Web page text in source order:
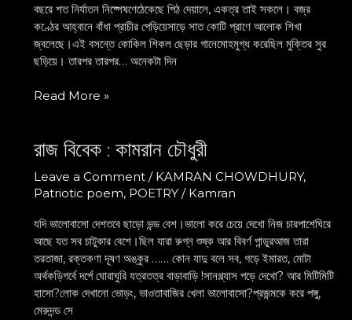
বছরে শত নির্যাতন নিষ্পেষণেঠেকেছে পিঠ দেয়ালে, একত্র তাই সকলে। বজ্র
কণ্ঠের আহ্বানে বাঁধা প্রাচীর পেড়িয়েসাড়ে সাত কোটি প্রাণে আলোক শিখা
জ্বলেছে।এই বসন্তে কোকিল শিকল ছেড়ার গানেমোহমুগ্ধ করেছিল মুক্তির সুর
ছড়িয়ে। তারপর তারপর… অনেকটা দিন
Read More »
রাজ বিবেক : কামরান চৌধুরী
Leave a Comment / KAMRAN CHOWDHURY,
Patriotic poem, POETRY/ Kamran
যদি ভালোবাসো দেশতবে ছাড়ো ভন্ড বেশ।ভালো করে চেয়ে দেখো নিজ চারপাশেঘিরে
আছে যত সব চাটুকার বেশে।ছিল যারা রুগ্ন শুষ্ক আর বিবর্ণ পান্ডুরআজ তারা
তরতাজা, রক্তকণা দূষণ অঙ্কুর …… কোন যাদু বলে সব, গড়ে ইমারত, মোটা
অর্থকড়িগর্বে দর্পে ঘোরাঘুরি যত্রতত্র বাড়াবাড়ি !সানগ্ল্যাস পড়ে দেখো? আর মিটিমিটি
হাসো?লোক দেখানো ভোড়ং, ভাওতাবাজির খেলা ভালোবাসো?প্রজন্মকে করে পঙ্গু,
মেরুদন্ড সে
রাজ
:
কামরান